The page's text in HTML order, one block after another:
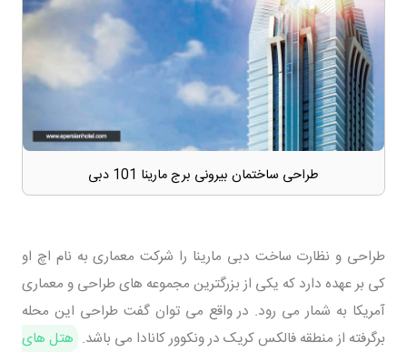
طراحی ساختمان بیرونی برج مارینا 101 دبی
طراحی و نظارت ساخت دبی مارینا را شرکت معماری به نام اچ او
کی بر عهده دارد که یکی از بزرگترین مجموعه های طراحی و معماری
آمریکا به شمار می رود. در واقع می توان گفت طراحی این محله
برگرفته از منطقه فالکس کریک در ونکوور کانادا می باشد. هتل های